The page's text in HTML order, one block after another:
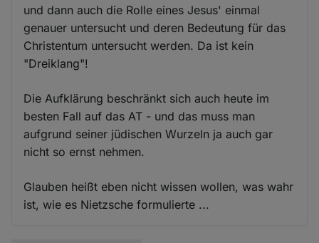
und dann auch die Rolle eines Jesus' einmal
genauer untersucht und deren Bedeutung für das
Christentum untersucht werden. Da ist kein
"Dreiklang"!
Die Aufklärung beschränkt sich auch heute im
besten Fall auf das AT - und das muss man
aufgrund seiner jüdischen Wurzeln ja auch gar
nicht so ernst nehmen.
Glauben heißt eben nicht wissen wollen, was wahr
ist, wie es Nietzsche formulierte ...